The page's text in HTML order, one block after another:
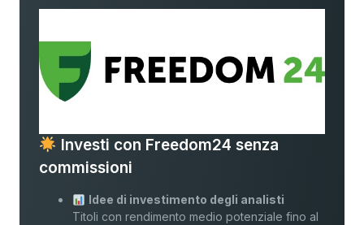
Investi con Freedom24 senza
commissioni
Idee di investimento degli analisti
Titoli con rendimento medio potenziale fino al